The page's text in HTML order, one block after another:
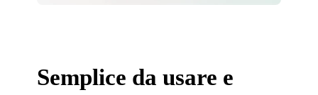
Semplice da usare e